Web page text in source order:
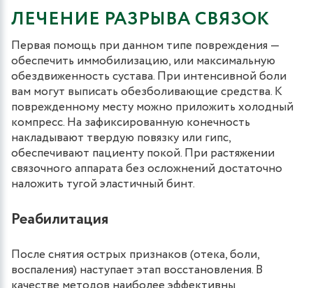
ЛЕЧЕНИЕ РАЗРЫВА СВЯЗОК
Первая помощь при данном типе повреждения —
обеспечить иммобилизацию, или максимальную
обездвиженность сустава. При интенсивной боли
вам могут выписать обезболивающие средства. К
поврежденному месту можно приложить холодный
компресс. На зафиксированную конечность
накладывают твердую повязку или гипс,
обеспечивают пациенту покой. При растяжении
связочного аппарата без осложнений достаточно
наложить тугой эластичный бинт.
Реабилитация
После снятия острых признаков (отека, боли,
воспаления) наступает этап восстановления. В